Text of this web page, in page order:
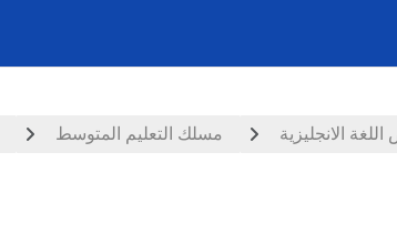
مسلك التعليم المتوسط الانجليزية